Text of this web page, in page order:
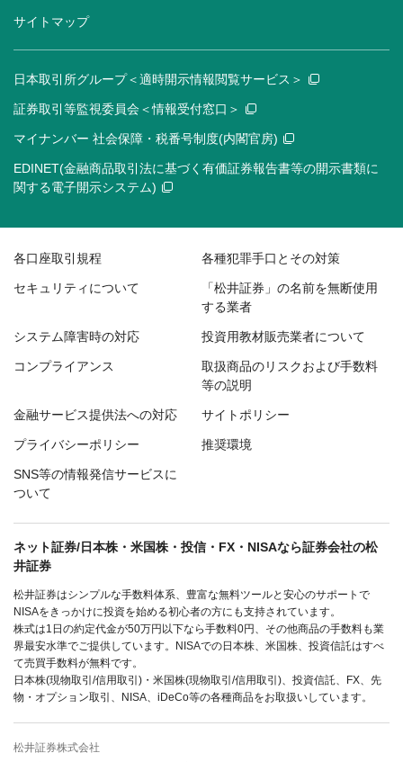
サイトマップ
日本取引所グループ＜適時開示情報閲覧サービス＞
証券取引等監視委員会＜情報受付窓口＞
マイナンバー 社会保障・税番号制度(内閣官房)
EDINET(金融商品取引法に基づく有価証券報告書等の開示書類に
関する電子開示システム)
各口座取引規程 各種犯罪手口とその対策
セキュリティについて
「松井証券」の名前を無断使用
する業者
システム障害時の対応 投資用教材販売業者について
コンプライアンス
取扱商品のリスクおよび手数料
等の説明
金融サービス提供法への対応 サイトポリシー
プライバシーポリシー 推奨環境
SNS等の情報発信サービスに
ついて
ネット証券/日本株・米国株・投信・FX・NISAなら証券会社の松
井証券
松井証券はシンプルな手数料体系、豊富な無料ツールと安心のサポートで
NISAをきっかけに投資を始める初心者の方にも支持されています。
株式は1日の約定代金が50万円以下なら手数料0円、その他商品の手数料も業
界最安水準でご提供しています。NISAでの日本株、米国株、投資信託はすべ
て売買手数料が無料です。
日本株(現物取引/信用取引)・米国株(現物取引/信用取引)、投資信託、FX、先
物・オプション取引、NISA、iDeCo等の各種商品をお取扱いしています。
松井証券株式会社